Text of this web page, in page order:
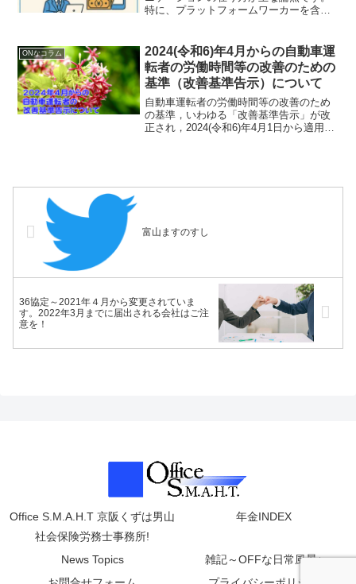
特に、プラットフォームワーカーを含む
究会を設置し、今夏を目途に中間整理、
年内には取りまとめが予定されていま
す。
ONなコラム
2024(令和6)年4月からの自動車運
転者の労働時間等の改善のための
基準（改善基準告示）について
自動車運転者の労働時間等の改善のため
の基準，いわゆる「改善基準告示」が改
正され，2024(令和6)年4月1日から適用が
富山ますのすし
36協定～2021年４月から変更されていま
す。2022年3月までに届出される会社はご注
意を！
Office S.M.A.H.T 京阪くずは男山
社会保険労務士事務所!
年金INDEX
News Topics
雑記～OFFな日常風景♪